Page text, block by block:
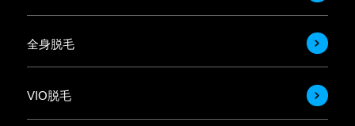
全身脱毛
VIO脱毛